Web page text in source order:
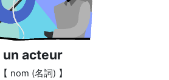
un acteur
【 nom (名詞) 】